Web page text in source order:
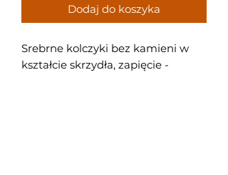
Dodaj do koszyka
Srebrne kolczyki bez kamieni w
kształcie skrzydła, zapięcie -